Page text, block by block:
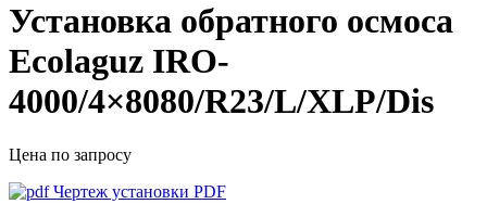
Установка обратного осмоса
Ecolaguz IRO-
4000/4×8080/R23/L/XLP/Dis
Цена по запросу
Чертеж установки PDF